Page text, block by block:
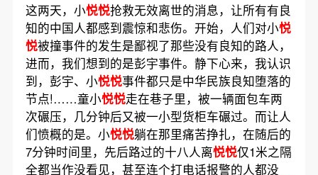
这两天，小悦悦抢救无效离世的消息，让所有有良
知的中国人都感到震惊和悲伤。开始，人们对小悦
悦被撞事件的发生是鄙视了那些没有良知的路人，
进而，我们想到的是彭宇事件。静下心来，我认识
到，彭宇、小悦悦事件都只是中华民族良知堕落的
节点!……童小悦悦走在巷子里，被一辆面包车两
次碾压，几分钟后又被一小型货柜车碾过。而让人
们愤概的是。小悦悦躺在那里痛苦挣扎，在随后的
7分钟时间里，先后路过的十八人离悦悦仅1米之隔
全都当作没看见，甚至连个打电话报警的人都没